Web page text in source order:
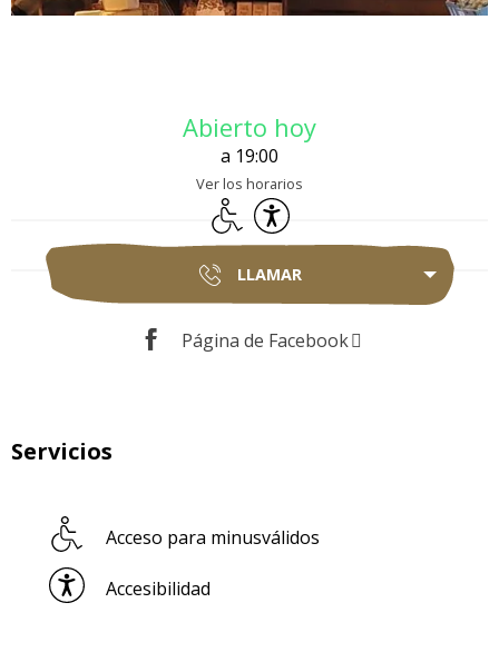
Abierto hoy
a 19:00
Ver los horarios
Acceso para minusválidos
Accesibilidad
LLAMAR
Página de Facebook
Servicios
Acceso para minusválidos
Accesibilidad